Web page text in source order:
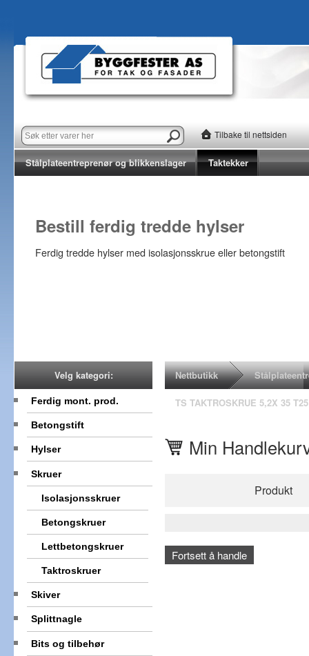
Tilbake til nettsiden
Stålplateentreprenør og blikkenslager Taktekker
Bestill ferdig tredde hylser
Ferdig tredde hylser med isolasjonsskrue eller betongstift
Velg kategori:
Ferdig mont. prod.
Betongstift
Hylser
Skruer
Isolasjonsskruer
Betongskruer
Lettbetongskruer
Taktroskruer
Skiver
Splittnagle
Bits og tilbehør
Nettbutikk
TS TAKTROSKRUE 5,2X 35 T25
Min
Produkt
Fortsett å handle